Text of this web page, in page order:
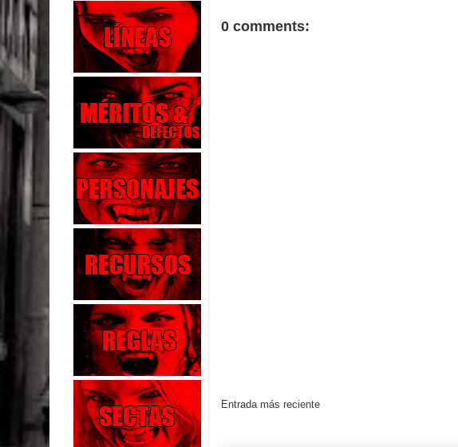
0 comments:
Entrada más reciente